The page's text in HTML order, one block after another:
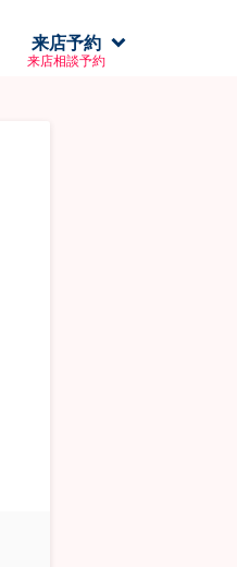
来店予約
来店相談予約